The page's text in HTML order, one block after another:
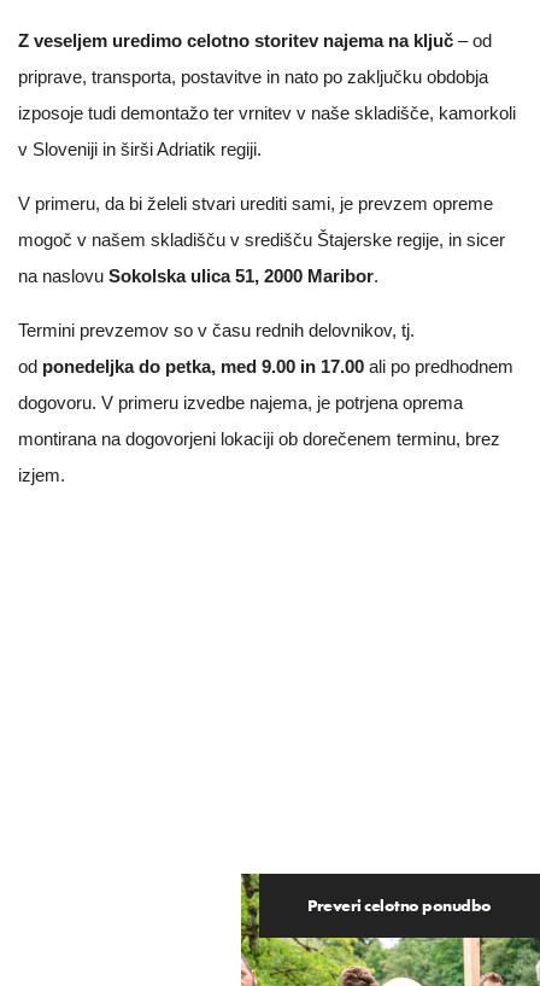
Z veseljem uredimo celotno storitev najema na ključ – od
priprave, transporta, postavitve in nato po zaključku obdobja
izposoje tudi demontažo ter vrnitev v naše skladišče, kamorkoli
v Sloveniji in širši Adriatik regiji.
V primeru, da bi želeli stvari urediti sami, je prevzem opreme
mogoč v našem skladišču v središču Štajerske regije, in sicer
na naslovu Sokolska ulica 51, 2000 Maribor.
Termini prevzemov so v času rednih delovnikov, tj.
od ponedeljka do petka, med 9.00 in 17.00 ali po predhodnem
dogovoru. V primeru izvedbe najema, je potrjena oprema
montirana na dogovorjeni lokaciji ob dorečenem terminu, brez
izjem.
Preveri celotno ponudbo